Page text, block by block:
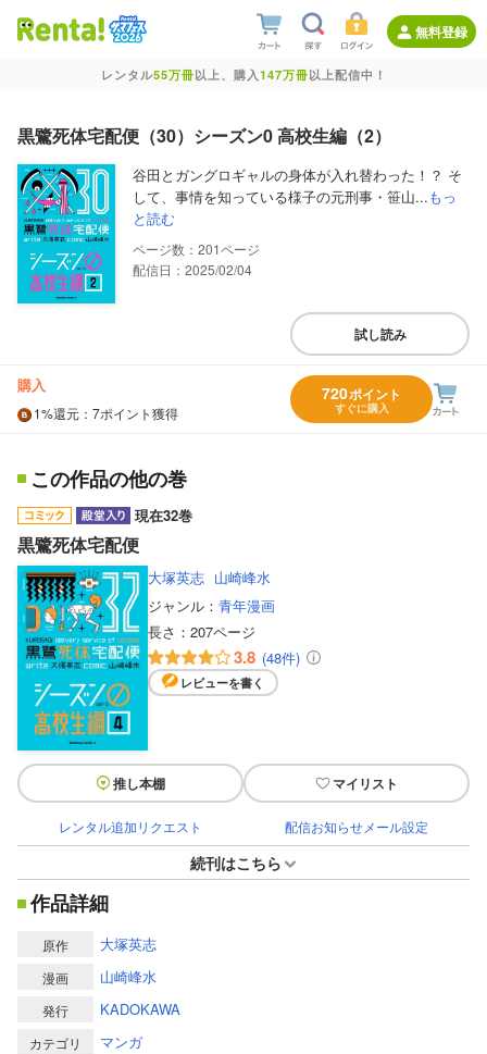
無料登録
レンタル55万冊以上、購入147万冊以上配信中！
黒鷺死体宅配便（30）シーズン0 高校生編（2）
谷田とガングロギャルの身体が入れ替わった！？ そ
して、事情を知っている様子の元刑事・笹山...もっ
と読む
201
配信日：2025/02/04
試し読み
購入
1%還元 ：7ポイント獲得
720ポイント
すぐに購入
この作品の他の巻
現在32巻
黒鷺死体宅配便
大塚英志 山崎峰水
ジャンル： 青年漫画
長さ： 207ページ
3.8 (48件)
レビューを書く
推し本棚 マイリスト
レンタル追加リクエスト 配信お知らせメール設定
続刊はこちら
作品詳細
原作 大塚英志
漫画 山崎峰水
発行 KADOKAWA
カテゴリ マンガ